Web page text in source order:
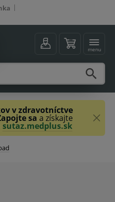
menu
v zdravotníctve
sa a získajte
sutaz.medplus.sk